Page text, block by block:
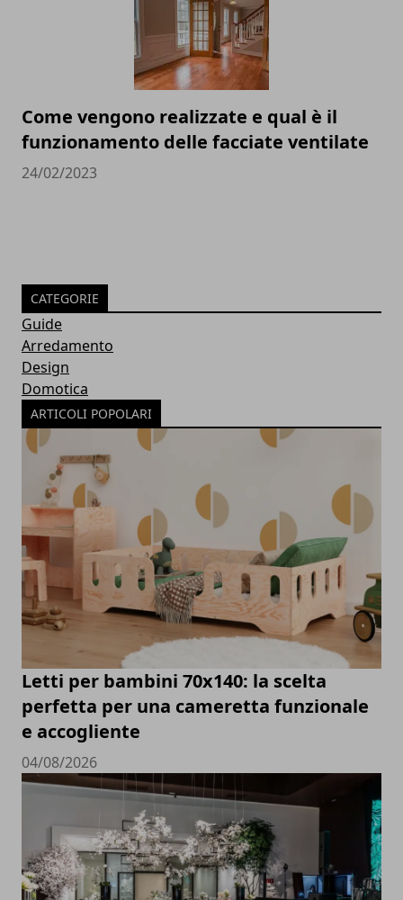
Come vengono realizzate e qual è il
funzionamento delle facciate ventilate
24/02/2023
CATEGORIE
Guide
Arredamento
Design
Domotica
ARTICOLI POPOLARI
Letti per bambini 70x140: la scelta
perfetta per una cameretta funzionale
e accogliente
04/08/2026